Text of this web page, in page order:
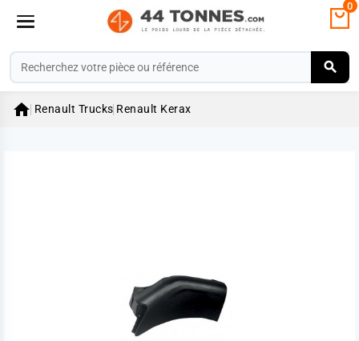
0
 Renault Trucks Renault Kerax